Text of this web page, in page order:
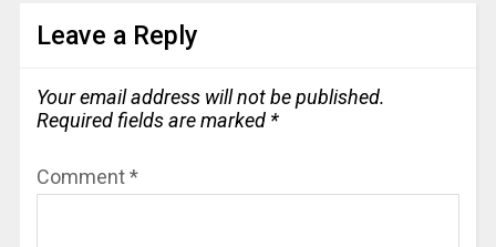
Leave a Reply
Your email address will not be published.
Required fields are marked *
Comment*